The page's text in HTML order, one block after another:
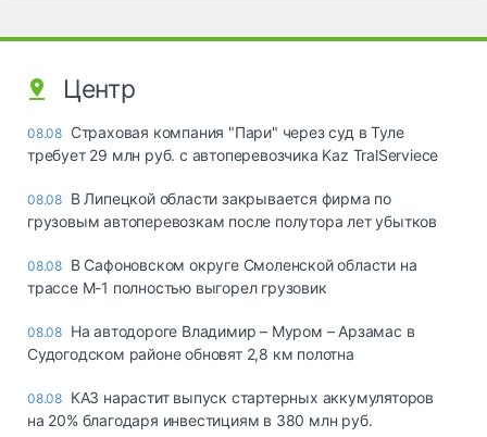
Центр
08.08 Страховая компания "Пари" через суд в Туле
требует 29 млн руб. с автоперевозчика Kaz TralServiece
08.08 В Липецкой области закрывается фирма по
грузовым автоперевозкам после полутора лет убытков
08.08 В Сафоновском округе Смоленской области на
трассе М-1 полностью выгорел грузовик
08.08 На автодороге Владимир – Муром – Арзамас в
Судогодском районе обновят 2,8 км полотна
08.08 КАЗ нарастит выпуск стартерных аккумуляторов
на 20% благодаря инвестициям в 380 млн руб.